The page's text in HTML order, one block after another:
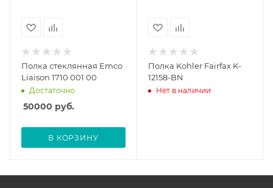
Полка стеклянная Emco
Liaison 1710 001 00
Достаточно
50000 руб.
В КОРЗИНУ
Полка Kohler Fairfax K-
12158-BN
Нет в наличии